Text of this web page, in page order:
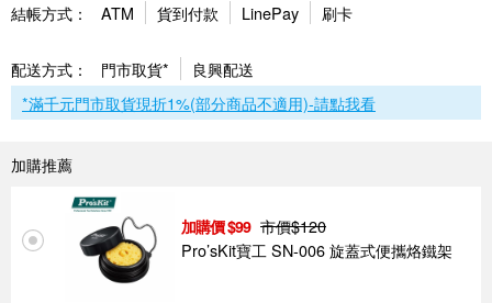
結帳方式： ATM 貨到付款 LinePay 刷卡
配送方式： 門市取貨*
良興配送
*滿千元門市取貨現折1%(部分商品不適用)-請點我看
加購推薦
99 市價$120
Pro’sKit寶工 SN-006 旋蓋式便攜烙鐵架